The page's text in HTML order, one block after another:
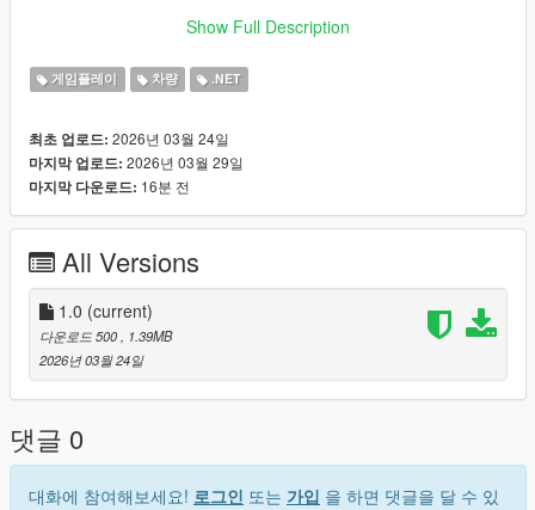
Credits:Developed by M_Salem
Show Full Description
게임플레이 차량 .NET
최초 업로드: 2026년 03월 24일
마지막 업로드: 2026년 03월 29일
마지막 다운로드: 16분 전
All Versions
1.0 (current)
다운로드 500
, 1.39MB
2026년 03월 24일
댓글 0
대화에 참여해보세요! 로그인 또는 가입 을 하면 댓글을 달 수 있